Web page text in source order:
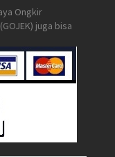
Ongkir
juga bisa